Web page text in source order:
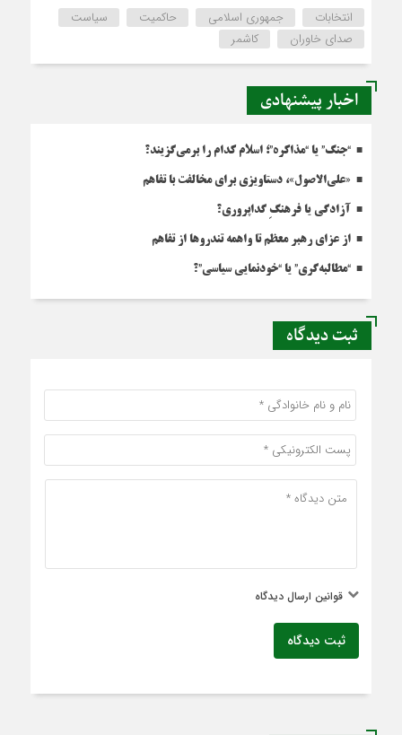
انتخابات جمهوری اسلامی حاکمیت
سیاست
صدای خاوران
کاشمر
اخبار پیشنهادی
“جنگ” یا “مذاکره”؛ اسلام کدام را برمی‌گزیند؟
«علی‌الاصول»، دستاویزی برای مخالفت با تفاهم
آزادگی یا فرهنگِ گداپروری؟
از عزای رهبر معظم تا واهمه تندروها از تفاهم
“مطالبه‌گری” یا “خودنمایی سیاسی”؟
ثبت دیدگاه
قوانین ارسال دیدگاه
ثبت دیدگاه